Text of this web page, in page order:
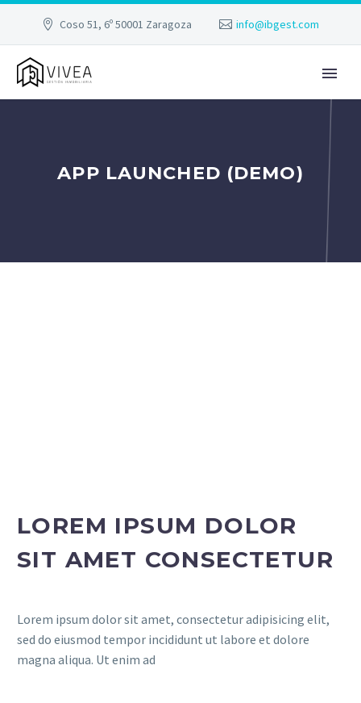
Coso 51, 6º 50001 Zaragoza info@ibgest.com
APP LAUNCHED (DEMO)
LOREM IPSUM DOLOR
SIT AMET CONSECTETUR
Lorem ipsum dolor sit amet, consectetur adipisicing elit,
sed do eiusmod tempor incididunt ut labore et dolore
magna aliqua. Ut enim ad